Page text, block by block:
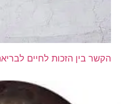
הקשר בין הזכות לחיים